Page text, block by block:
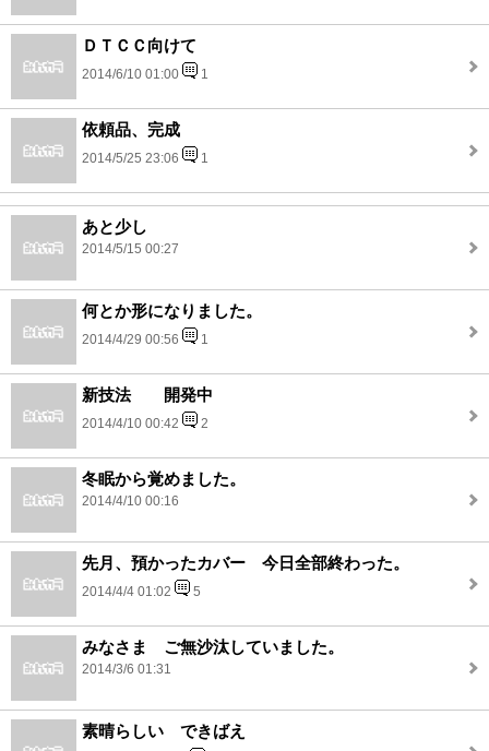
ＤＴＣＣ向けて
2014/6/10 01:00 1
依頼品、完成
2014/5/25 23:06 1
あと少し
2014/5/15 00:27
何とか形になりました。
2014/4/29 00:56 1
新技法 開発中
2014/4/10 00:42 2
冬眠から覚めました。
2014/4/10 00:16
先月、預かったカバー 今日全部終わった。
2014/4/4 01:02 5
みなさま ご無沙汰していました。
2014/3/6 01:31
素晴らしい できばえ